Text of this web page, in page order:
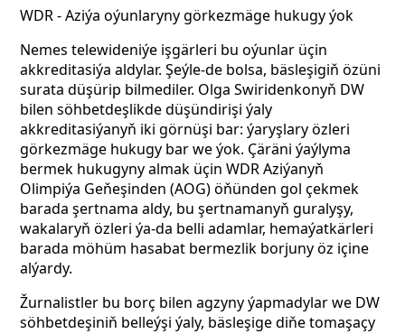
WDR - Aziýa oýunlaryny görkezmäge hukugy ýok
Nemes telewideniýe işgärleri bu oýunlar üçin
akkreditasiýa aldylar. Şeýle-de bolsa, bäsleşigiň özüni
surata düşürip bilmediler. Olga Swiridenkonyň DW
bilen söhbetdeşlikde düşündirişi ýaly
akkreditasiýanyň iki görnüşi bar: ýaryşlary özleri
görkezmäge hukugy bar we ýok. Çäräni ýaýlyma
bermek hukugyny almak üçin WDR Aziýanyň
Olimpiýa Geňeşinden (AOG) öňünden gol çekmek
barada şertnama aldy, bu şertnamanyň guralyşy,
wakalaryň özleri ýa-da belli adamlar, hemaýatkärleri
barada möhüm hasabat bermezlik borjuny öz içine
alýardy.
Žurnalistler bu borç bilen agzyny ýapmadylar we DW
söhbetdeşiniň belleýşi ýaly, bäsleşige diňe tomaşaçy